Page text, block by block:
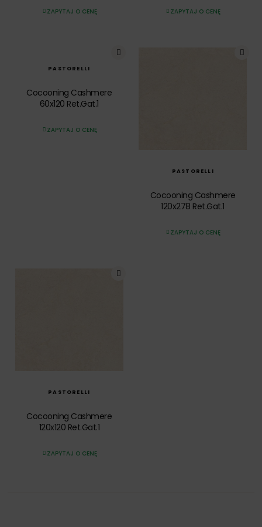
ZAPYTAJ O CENĘ ZAPYTAJ O CENĘ
PASTORELLI
Cocooning Cashmere
60x120 Ret.Gat.1
ZAPYTAJ O CENĘ
PASTORELLI
Cocooning Cashmere
120x278 Ret.Gat.1
ZAPYTAJ O CENĘ
PASTORELLI
Cocooning Cashmere
120x120 Ret.Gat.1
ZAPYTAJ O CENĘ